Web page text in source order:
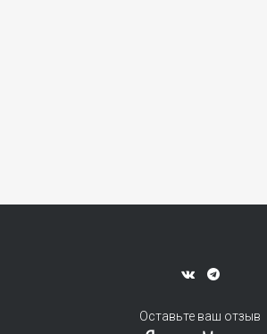
Оставьте ваш отзыв